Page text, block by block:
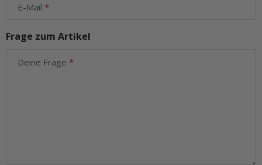
E-Mail
Frage zum Artikel
Deine Frage